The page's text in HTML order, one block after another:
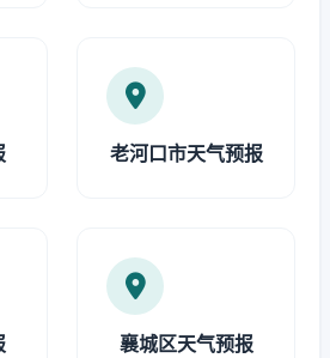
老河口市天气预报
襄城区天气预报